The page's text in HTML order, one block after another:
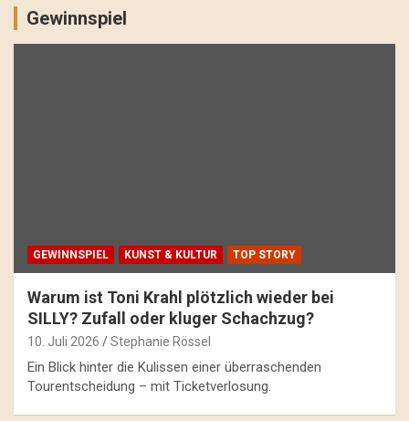
Gewinnspiel
GEWINNSPIEL KUNST & KULTUR TOP STORY
Warum ist Toni Krahl plötzlich wieder bei
SILLY? Zufall oder kluger Schachzug?
10. Juli 2026 Stephanie Rössel
Ein Blick hinter die Kulissen einer überraschenden
Tourentscheidung – mit Ticketverlosung.